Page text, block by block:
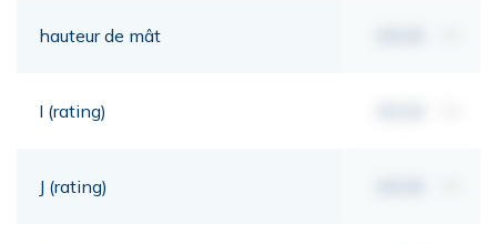
hauteur de mât
I (rating)
J (rating)